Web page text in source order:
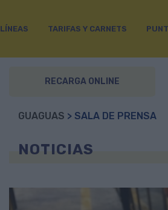
LÍNEAS TARIFAS Y CARNETS
RECARGA ONLINE
GUAGUAS > SALA DE PRENSA
NOTICIAS